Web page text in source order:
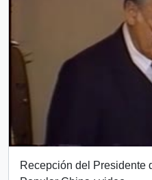
Recepción del Presidente